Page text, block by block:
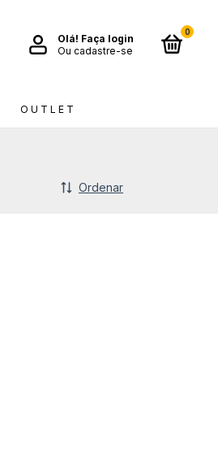
Olá! Faça login
Ou cadastre-se
0
O U T L E T
Ordenar